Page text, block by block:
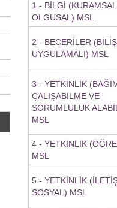
1 - BİLGİ
OLGUSAL) MSL
2 - BECERİLER
UYGULAMALI) MSL
3 - YETKİNLİK
ÇALIŞABİLME VE
SORUMLULUK
MSL
4 - YETKİNLİK
MSL
5 - YETKİNLİK
SOSYAL) MSL